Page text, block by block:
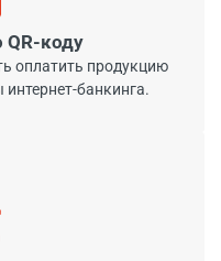
QR-коду
оплатить продукцию
банкинга.